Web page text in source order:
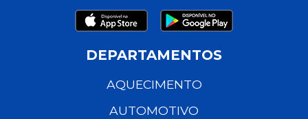
DEPARTAMENTOS
AQUECIMENTO
AUTOMOTIVO